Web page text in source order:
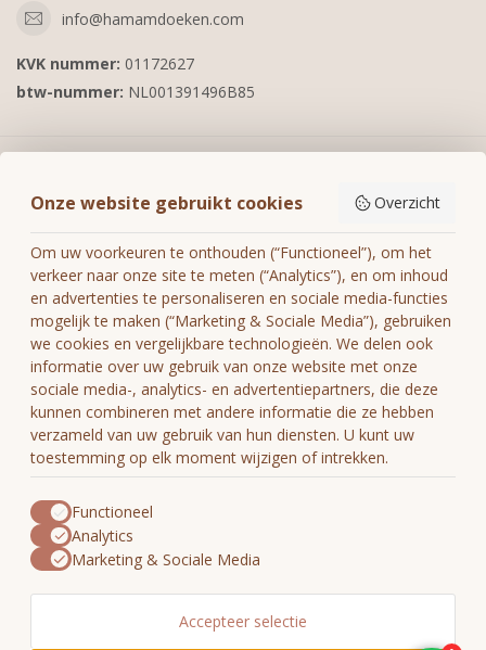
info@hamamdoeken.com
KVK nummer: 01172627
btw-nummer: NL001391496B85
Mijn account
€
Onze website gebruikt cookies Overzicht
Om uw voorkeuren te onthouden (“Functioneel”), om het
verkeer naar onze site te meten (“Analytics”), en om inhoud
en advertenties te personaliseren en sociale media-functies
mogelijk te maken (“Marketing & Sociale Media”), gebruiken
we cookies en vergelijkbare technologieën. We delen ook
informatie over uw gebruik van onze website met onze
sociale media-, analytics- en advertentiepartners, die deze
kunnen combineren met andere informatie die ze hebben
verzameld van uw gebruik van hun diensten. U kunt uw
toestemming op elk moment wijzigen of intrekken.
Functioneel
Analytics
Marketing & Sociale Media
Accepteer selectie